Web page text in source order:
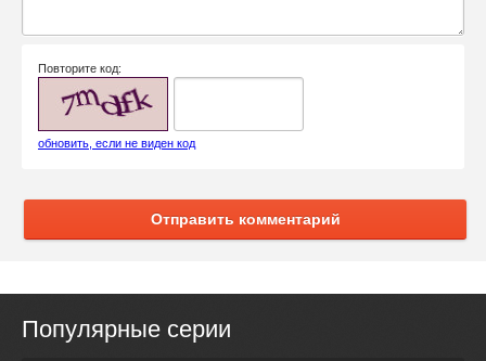
Повторите код:
обновить, если не виден код
Отправить комментарий
Популярные серии